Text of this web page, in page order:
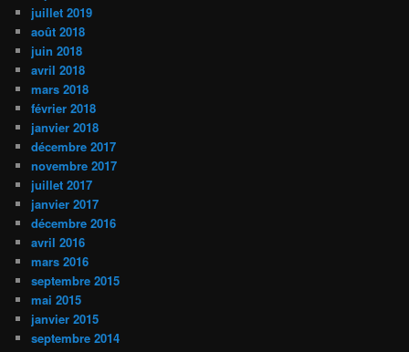
juillet 2019
août 2018
juin 2018
avril 2018
mars 2018
février 2018
janvier 2018
décembre 2017
novembre 2017
juillet 2017
janvier 2017
décembre 2016
avril 2016
mars 2016
septembre 2015
mai 2015
janvier 2015
septembre 2014